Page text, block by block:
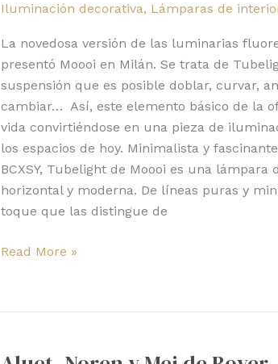
Iluminación decorativa, Lámparas de
La novedosa versión de las luminarias
presentó Moooi en Milán. Se trata de
suspensión que es posible doblar, curvar,
cambiar… Así, este elemento básico de la
vida convirtiéndose en una pieza de
los espacios de hoy. Minimalista y
BCXSY, Tubelight de Moooi es una lámpara
horizontal y moderna. De líneas puras y
toque que las distingue de
de
lámparas
fluorescentes
Read More »